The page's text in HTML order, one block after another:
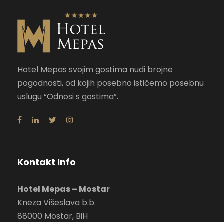
Hotel Mepas svojim gostima nudi brojne
pogodnosti, od kojih posebno ističemo posebnu
uslugu “Odnosi s gostima”.
Kontakt Info
Hotel Mepas – Mostar
Kneza Višeslava b.b.
88000 Mostar, BiH